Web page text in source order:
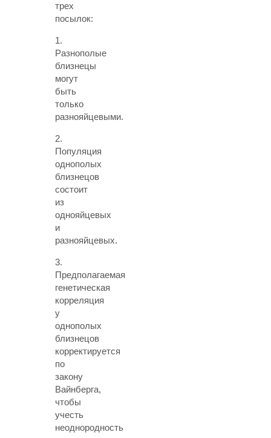
трех
посылок:
1.
Разнополые
близнецы
могут
быть
только
разнояйцевыми.
2.
Популяция
однополых
близнецов
состоит
из
однояйцевых
и
разнояйцевых.
3.
Предполагаемая
генетическая
корреляция
у
однополых
близнецов
корректируется
по
закону
Вайнберга,
чтобы
учесть
неоднородность